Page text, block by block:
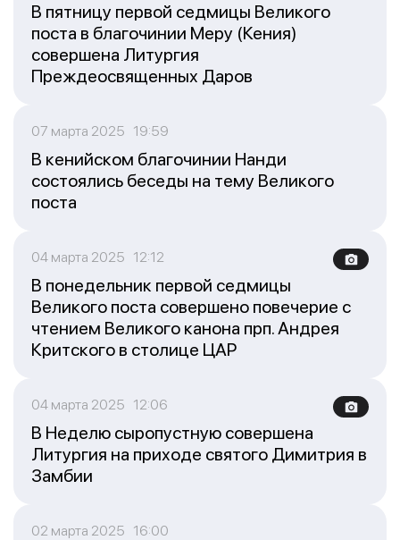
В пятницу первой седмицы Великого
поста в благочинии Меру (Кения)
совершена Литургия
Преждеосвященных Даров
07 марта 2025 19:59
В кенийском благочинии Нанди
состоялись беседы на тему Великого
поста
04 марта 2025 12:12
В понедельник первой седмицы
Великого поста совершено повечерие с
чтением Великого канона прп. Андрея
Критского в столице ЦАР
04 марта 2025 12:06
В Неделю сыропустную совершена
Литургия на приходе святого Димитрия в
Замбии
02 марта 2025 16:00